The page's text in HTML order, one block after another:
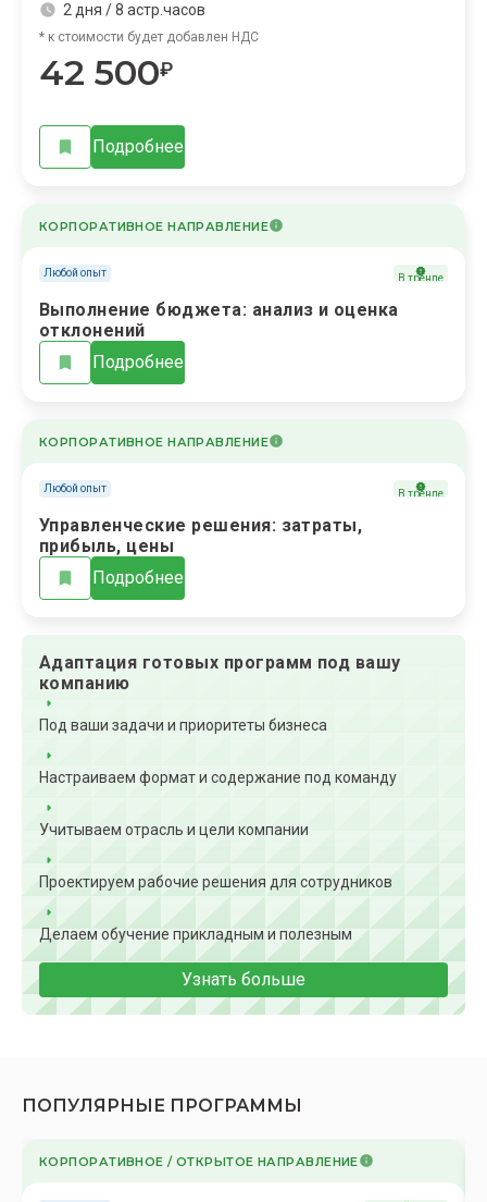
2 дня / 8 астр.часов
* к стоимости будет добавлен НДС
42 500₽
Подробнее
КОРПОРАТИВНОЕ НАПРАВЛЕНИЕ
Любой опыт В тренде
Выполнение бюджета: анализ и оценка
отклонений
Подробнее
КОРПОРАТИВНОЕ НАПРАВЛЕНИЕ
Любой опыт В тренде
Управленческие решения: затраты,
прибыль, цены
Подробнее
Адаптация готовых программ под вашу
компанию
Под ваши задачи и приоритеты бизнеса
Настраиваем формат и содержание под команду
Учитываем отрасль и цели компании
Проектируем рабочие решения для сотрудников
Делаем обучение прикладным и полезным
Узнать больше
ПОПУЛЯРНЫЕ ПРОГРАММЫ
КОРПОРАТИВНОЕ / ОТКРЫТОЕ НАПРАВЛЕНИЕ